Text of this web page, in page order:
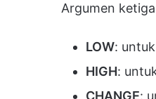
Argumen
LOW:
HIGH:
CHANGE: